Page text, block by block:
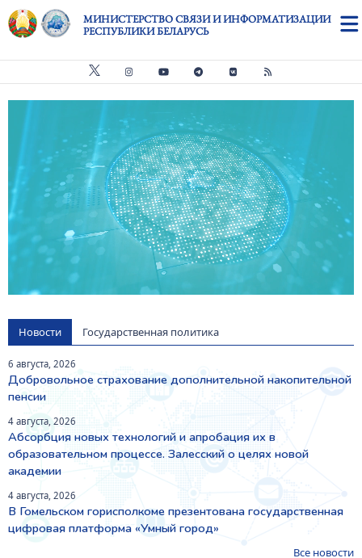
Перейти к основному содержанию
МИНИСТЕРСТВО СВЯЗИ И ИНФОРМАТИЗАЦИИ
РЕСПУБЛИКИ БЕЛАРУСЬ
Новости Государственная политика
6 августа, 2026
Добровольное страхование дополнительной накопительной
пенсии
4 августа, 2026
Абсорбция новых технологий и апробация их в
образовательном процессе. Залесский о целях новой
академии
4 августа, 2026
В Гомельском горисполкоме презентована государственная
цифровая платформа «Умный город»
Все новости